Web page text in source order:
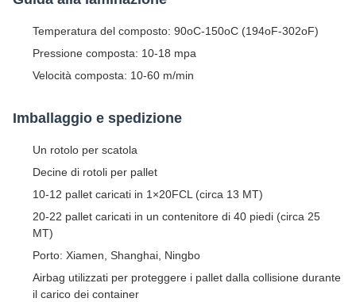
Temperatura del composto: 90oC-150oC (194oF-302oF)
Pressione composta: 10-18 mpa
Velocità composta: 10-60 m/min
Imballaggio e spedizione
Un rotolo per scatola
Decine di rotoli per pallet
10-12 pallet caricati in 1×20FCL (circa 13 MT)
20-22 pallet caricati in un contenitore di 40 piedi (circa 25
MT)
Porto: Xiamen, Shanghai, Ningbo
Airbag utilizzati per proteggere i pallet dalla collisione durante
il carico dei container